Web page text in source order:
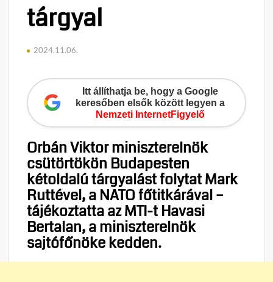
tárgyal
2024.11.06.
Itt állíthatja be, hogy a Google
keresőben elsők között legyen a
Nemzeti InternetFigyelő
Orbán Viktor miniszterelnök
csütörtökön Budapesten
kétoldalú tárgyalást folytat Mark
Ruttével, a NATO főtitkárával –
tájékoztatta az MTI-t Havasi
Bertalan, a miniszterelnök
sajtófőnöke kedden.